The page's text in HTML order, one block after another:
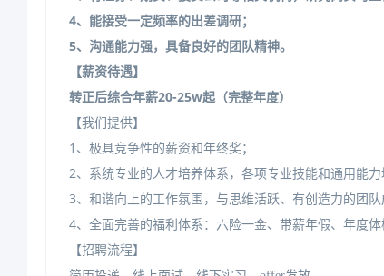
4、能接受一定频率的出差调研；
5、沟通能力强，具备良好的团队精神。
【薪资待遇】
转正后综合年薪20-25w起（完整年度）
【我们提供】
1、极具竞争性的薪资和年终奖；
2、系统专业的人才培养体系，各项专业技能和通用能力
3、和谐向上的工作氛围，与思维活跃、有创造力的团队
4、全面完善的福利体系：六险一金、带薪年假、年度体
【招聘流程】